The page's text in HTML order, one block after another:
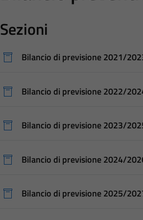
Sezioni
Bilancio di previsione 2021/
Bilancio di previsione 2022/
Bilancio di previsione 2023/
Bilancio di previsione 2024/
Bilancio di previsione 2025/